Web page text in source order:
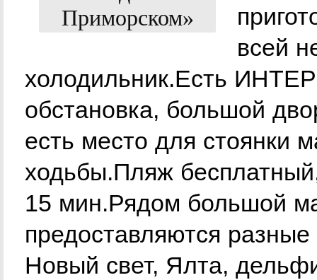
всей
холодильник.Есть
обстановка, большой
есть место для стоянки
ходьбы.Пляж
15 мин.Рядом большой
предоставляются разные
Новый свет, Ялта,